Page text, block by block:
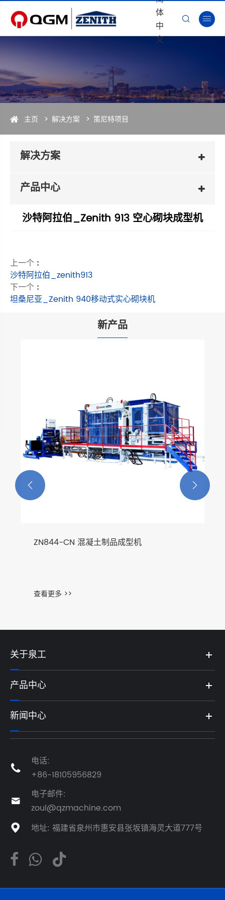
体
中
文
 
主页 解决方案 策尼特项目
解决方案
产品中心
沙特阿拉伯_Zenith 913 空心砌块成型机
上一个 :
沙特阿拉伯_zenith913
下一个 :
坦桑尼亚_Zenith 940移动式实心砌块机
新产品
ZN844-CN 混凝土制品成型机
查看更多 >>
 
关于泉工
产品中心
新闻中心

电话:
+86-18105956829

电子邮件:
zoul@qzmachine.com
 地址: 福建省泉州市惠安县张坂镇海灵大道777号